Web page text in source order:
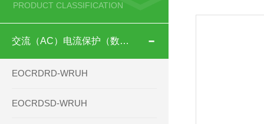
PRODUCT CLASSIFICATION
交流（AC）电流保护（数码型）
EOCRDRD-WRUH
EOCRDSD-WRUH